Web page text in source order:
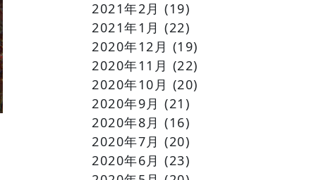
2021年2月 (19)
2021年1月 (22)
2020年12月 (19)
2020年11月 (22)
2020年10月 (20)
2020年9月 (21)
2020年8月 (16)
2020年7月 (20)
2020年6月 (23)